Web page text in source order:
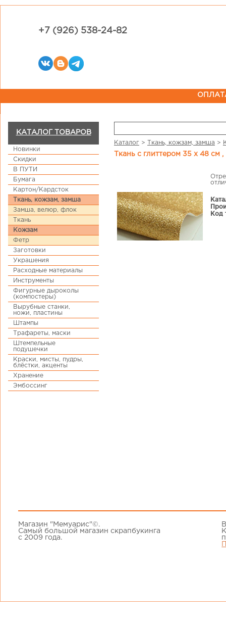
+7 (926) 538-24-82
КАТАЛОГ ТОВАРОВ
Новинки
Скидки
В ПУТИ
Бумага
Картон/Кардсток
Ткань, кожзам, замша
Замша, велюр, флок
Ткань
Кожзам
Фетр
Заготовки
Украшения
Расходные материалы
Инструменты
Фигурные дыроколы
(компостеры)
Вырубные станки,
ножи, пластины
Штампы
Трафареты, маски
Штемпельные
подушечки
Краски, мисты, пудры,
блёстки, акценты
Хранение
Эмбоссинг
Каталог > Ткань, кожзам, замша >
Ткань с глиттером 35 х 48 см
Код
Магазин "Мемуарис"©.
Самый большой магазин скрапбукинга
с 2009 года.